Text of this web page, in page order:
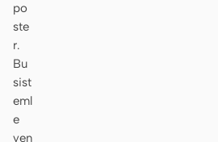
po
ste
r.
Bu
sist
eml
e
yen